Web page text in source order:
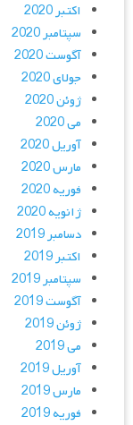
اکتبر 2020
سپتامبر 2020
آگوست 2020
جولای 2020
ژوئن 2020
می 2020
آوریل 2020
مارس 2020
فوریه 2020
ژانویه 2020
دسامبر 2019
اکتبر 2019
سپتامبر 2019
آگوست 2019
ژوئن 2019
می 2019
آوریل 2019
مارس 2019
فوریه 2019